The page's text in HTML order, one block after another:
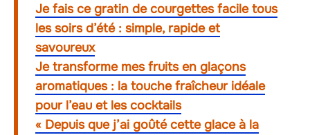
Je fais ce gratin de courgettes facile tous
les soirs d’été : simple, rapide et
savoureux
Je transforme mes fruits en glaçons
aromatiques : la touche fraîcheur idéale
pour l’eau et les cocktails
« Depuis que j’ai goûté cette glace à la